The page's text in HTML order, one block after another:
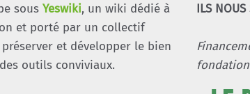
sous Yeswiki, un wiki dédié à
et porté par un collectif
et développer le bien
outils conviviaux.
ILS
fondation